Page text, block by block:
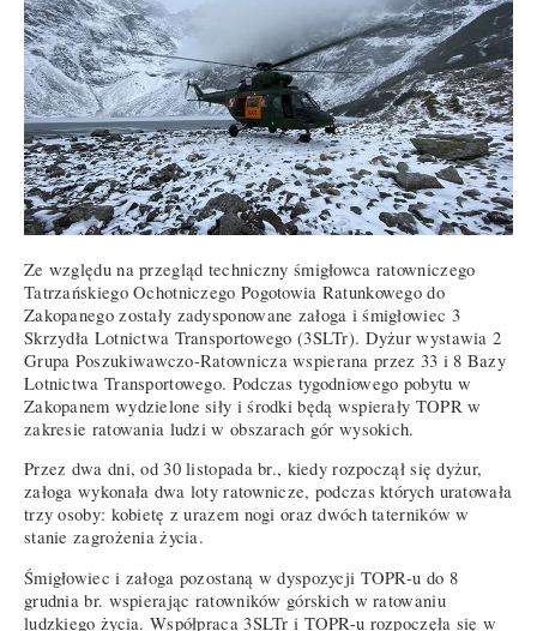
Ze względu na przegląd techniczny śmigłowca ratowniczego
Tatrzańskiego Ochotniczego Pogotowia Ratunkowego do
Zakopanego zostały zadysponowane załoga i śmigłowiec 3
Skrzydła Lotnictwa Transportowego (3SLTr). Dyżur wystawia 2
Grupa Poszukiwawczo-Ratownicza wspierana przez 33 i 8 Bazy
Lotnictwa Transportowego. Podczas tygodniowego pobytu w
Zakopanem wydzielone siły i środki będą wspierały TOPR w
zakresie ratowania ludzi w obszarach gór wysokich.
Przez dwa dni, od 30 listopada br., kiedy rozpoczął się dyżur,
załoga wykonała dwa loty ratownicze, podczas których uratowała
trzy osoby: kobietę z urazem nogi oraz dwóch taterników w
stanie zagrożenia życia.
Śmigłowiec i załoga pozostaną w dyspozycji TOPR-u do 8
grudnia br. wspierając ratowników górskich w ratowaniu
ludzkiego życia. Współpraca 3SLTr i TOPR-u rozpoczęła się w